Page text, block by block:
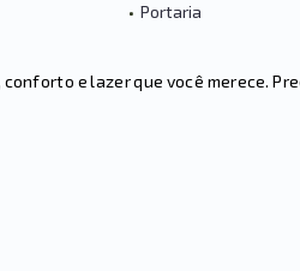
• Portaria
e lazer que você merece.